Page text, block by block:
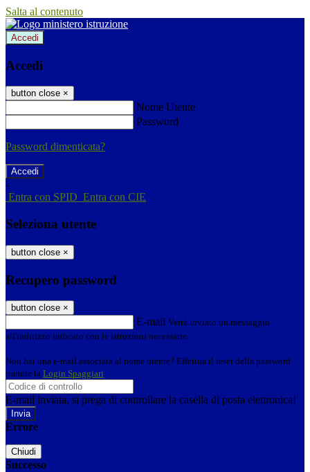
Salta al contenuto
Accedi
Accedi
button close ×
Nome Utente
Password
Password dimenticata?
-
Entra con SPID Entra con CIE
Seleziona utente
button close ×
Recupero password
button close ×
E-mail Verrà inviato un messaggio
all'indirizzo indicato con le istruzioni necessarie.
Non hai una e-mail associata al nome utente? Effettua il reset della password
tramite la Login Spaggiari
E-mail inviata, si prega di controllare la casella di posta elettronica!
Errore
Chiudi
Successo